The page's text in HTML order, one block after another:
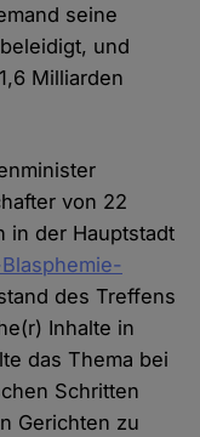
seine
und
Milliarden
von 22
in der Hauptstadt
des Treffens
Inhalte in
das Thema bei
Schritten
Gerichten zu